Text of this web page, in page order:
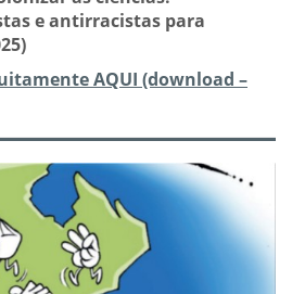
e antirracistas para
AQUI (download –